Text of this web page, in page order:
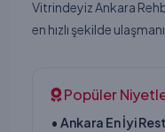
Vitrindeyiz Ankara
en hızlı şekilde
Popüler
• Ankara En İyi